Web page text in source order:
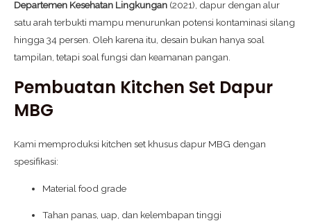
Departemen Kesehatan Lingkungan (2021), dapur dengan alur
satu arah terbukti mampu menurunkan potensi kontaminasi silang
hingga 34 persen. Oleh karena itu, desain bukan hanya soal
tampilan, tetapi soal fungsi dan keamanan pangan.
Pembuatan Kitchen Set Dapur
MBG
Kami memproduksi kitchen set khusus dapur MBG dengan
spesifikasi:
Material food grade
Tahan panas, uap, dan kelembapan tinggi